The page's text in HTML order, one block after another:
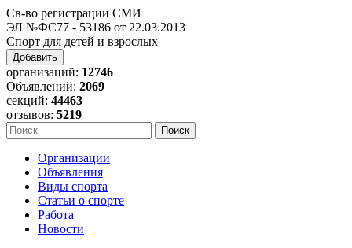
Св-во регистрации СМИ
ЭЛ №ФС77 - 53186 от 22.03.2013
Спорт для детей и взрослых
Добавить
организаций: 12746
Объявлений: 2069
секций: 44463
отзывов: 5219
Организации
Объявления
Виды спорта
Статьи о спорте
Работа
Новости